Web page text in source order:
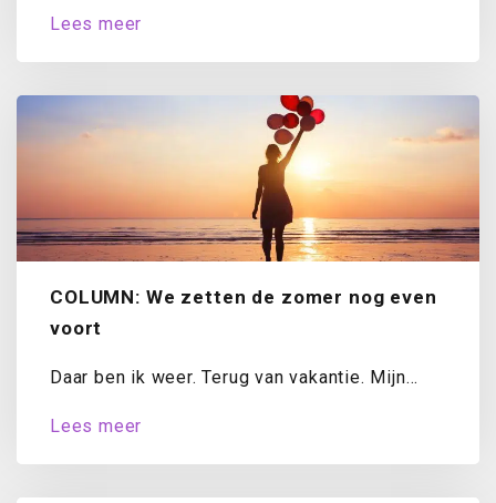
Lees meer
COLUMN: We zetten de zomer nog even
voort
Daar ben ik weer. Terug van vakantie. Mijn
Lees meer